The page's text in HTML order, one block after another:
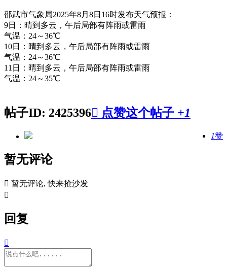
邵武市气象局2025年8月8日16时发布天气预报：
9日：晴到多云，午后局部有阵雨或雷雨
气温：24～36℃
10日：晴到多云，午后局部有阵雨或雷雨
气温：24～36℃
11日：晴到多云，午后局部有阵雨或雷雨
气温：24～35℃
帖子ID: 2425396 点赞这个帖子 +1
1赞
暂无评论
 暂无评论, 快来抢沙发

回复
